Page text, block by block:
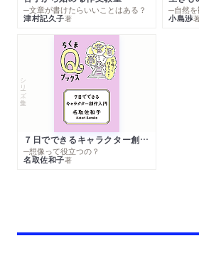
─文章が書けたらいいことはある？
津村記久子著 小島渉
シリーズ・全集
７日でできるキャラクター創作入門
─想像って役立つの？
名取佐和子著